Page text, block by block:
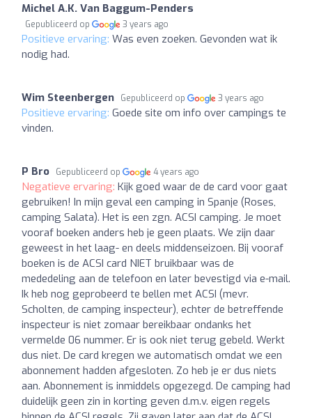
Michel A.K. Van Baggum-Penders
Gepubliceerd op 3 years ago
Positieve ervaring: Was even zoeken. Gevonden wat ik
nodig had.
Wim Steenbergen Gepubliceerd op 3 years ago
Positieve ervaring: Goede site om info over campings te
vinden.
P Bro Gepubliceerd op 4 years ago
Negatieve ervaring: Kijk goed waar de de card voor gaat
gebruiken! In mijn geval een camping in Spanje (Roses,
camping Salata). Het is een zgn. ACSI camping. Je moet
vooraf boeken anders heb je geen plaats. We zijn daar
geweest in het laag- en deels middenseizoen. Bij vooraf
boeken is de ACSI card NIET bruikbaar was de
mededeling aan de telefoon en later bevestigd via e-mail.
Ik heb nog geprobeerd te bellen met ACSI (mevr.
Scholten, de camping inspecteur), echter de betreffende
inspecteur is niet zomaar bereikbaar ondanks het
vermelde 06 nummer. Er is ook niet terug gebeld. Werkt
dus niet. De card kregen we automatisch omdat we een
abonnement hadden afgesloten. Zo heb je er dus niets
aan. Abonnement is inmiddels opgezegd. De camping had
duidelijk geen zin in korting geven d.m.v. eigen regels